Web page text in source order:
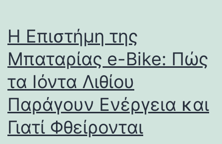
Η Επιστήμη της
Μπαταρίας e-Bike: Πώς
τα Ιόντα Λιθίου
Παράγουν Ενέργεια και
Γιατί Φθείρονται